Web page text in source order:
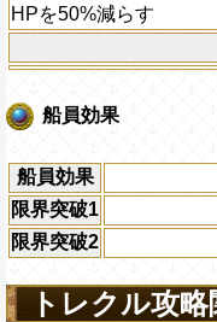
HPを50%減らす
船員効果
船員効果
限界突破1
限界突破2
トレクル攻